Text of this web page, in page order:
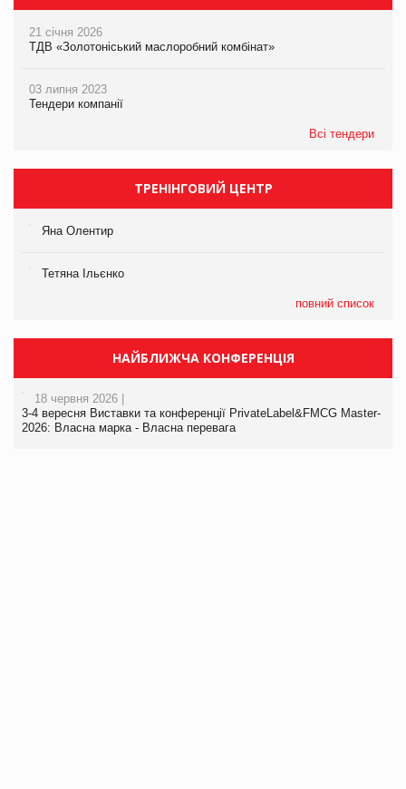
21 січня 2026
ТДВ «Золотоніський маслоробний комбінат»
03 липня 2023
Тендери компанії
Всі тендери
ТРЕНІНГОВИЙ ЦЕНТР
Яна Олентир
Тетяна Ільєнко
повний список
НАЙБЛИЖЧА КОНФЕРЕНЦІЯ
18 червня 2026 |
3-4 вересня Виставки та конференції PrivateLabel&FMCG Master-
2026: Власна марка - Власна перевага